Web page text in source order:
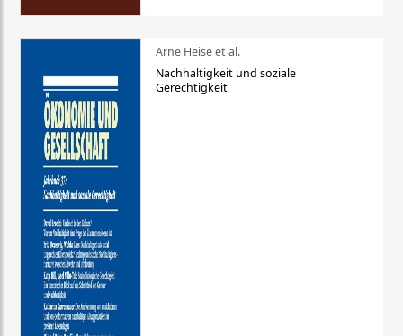
Arne Heise et al.
Nachhaltigkeit und soziale
Gerechtigkeit